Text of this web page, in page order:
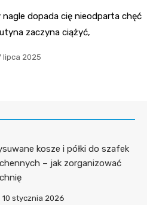
dopada cię nieodparta chęć
zaczyna ciążyć,
lipca 2025
kosze i półki do szafek
– jak zorganizować
10 stycznia 2026